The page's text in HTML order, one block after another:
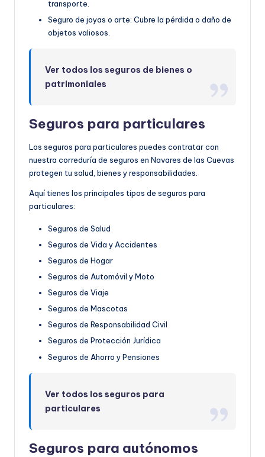
transporte.
Seguro de joyas o arte: Cubre la pérdida o daño de
objetos valiosos.
Ver todos los seguros de bienes o
patrimoniales
Seguros para particulares
Los seguros para particulares puedes contratar con
nuestra correduría de seguros en Navares de las Cuevas
protegen tu salud, bienes y responsabilidades.
Aquí tienes los principales tipos de seguros para
particulares:
Seguros de Salud
Seguros de Vida y Accidentes
Seguros de Hogar
Seguros de Automóvil y Moto
Seguros de Viaje
Seguros de Mascotas
Seguros de Responsabilidad Civil
Seguros de Protección Jurídica
Seguros de Ahorro y Pensiones
Ver todos los seguros para
particulares
Seguros para autónomos